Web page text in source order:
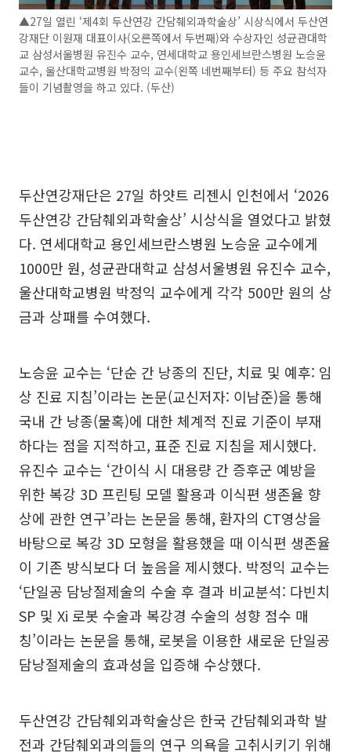
▲27일 열린 ‘제4회 두산연강 간담췌외과학술상’ 시상식에서 두산연
강재단 이원재 대표이사(오른쪽에서 두번째)와 수상자인 성균관대학
교 삼성서울병원 유진수 교수, 연세대학교 용인세브란스병원 노승윤
교수, 울산대학교병원 박정익 교수(왼쪽 네번째부터) 등 주요 참석자
들이 기념촬영을 하고 있다. (두산)
두산연강재단은 27일 하얏트 리젠시 인천에서 ‘2026
두산연강 간담췌외과학술상’ 시상식을 열었다고 밝혔
다. 연세대학교 용인세브란스병원 노승윤 교수에게
1000만 원, 성균관대학교 삼성서울병원 유진수 교수,
울산대학교병원 박정익 교수에게 각각 500만 원의 상
금과 상패를 수여했다.
노승윤 교수는 ‘단순 간 낭종의 진단, 치료 및 예후: 임
상 진료 지침’이라는 논문(교신저자: 이남준)을 통해
국내 간 낭종(물혹)에 대한 체계적 진료 기준이 부재
하다는 점을 지적하고, 표준 진료 지침을 제시했다.
유진수 교수는 ‘간이식 시 대용량 간 증후군 예방을
위한 복강 3D 프린팅 모델 활용과 이식편 생존율 향
상에 관한 연구’라는 논문을 통해, 환자의 CT영상을
바탕으로 복강 3D 모형을 활용했을 때 이식편 생존율
이 기존 방식보다 더 높음을 제시했다. 박정익 교수는
‘단일공 담낭절제술의 수술 후 결과 비교분석: 다빈치
SP 및 Xi 로봇 수술과 복강경 수술의 성향 점수 매
칭’이라는 논문을 통해, 로봇을 이용한 새로운 단일공
담낭절제술의 효과성을 입증해 수상했다.
두산연강 간담췌외과학술상은 한국 간담췌외과학 발
전과 간담췌외과의들의 연구 의욕을 고취시키기 위해